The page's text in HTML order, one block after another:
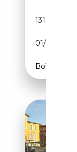
131 529 km
01/2013
Boîte